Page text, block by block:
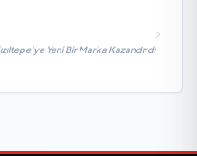
Yeni Bir Marka Kazandırdı